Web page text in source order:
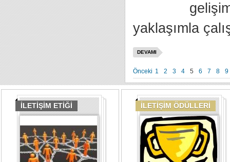
yaklaşımla
DEVAMI
Önceki 1 2 3 4 5 6 7 8 9
İLETİŞİM ETİĞİ İLETİŞİM ÖDÜLLERİ